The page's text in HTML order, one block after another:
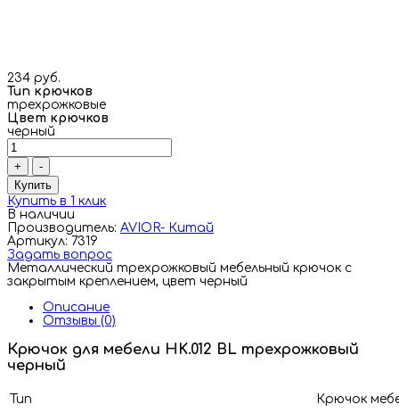
234 руб.
Тип крючков
трехрожковые
Цвет крючков
черный
+
-
Купить
Купить в 1 клик
В наличии
Производитель: AVIOR- Китай
Артикул: 7319
Задать вопрос
Металлический трехрожковый мебельный крючок с
закрытым креплением, цвет черный
Описание
Отзывы (0)
Крючок для мебели HK.012 BL трехрожковый
черный
Тип
Крючок